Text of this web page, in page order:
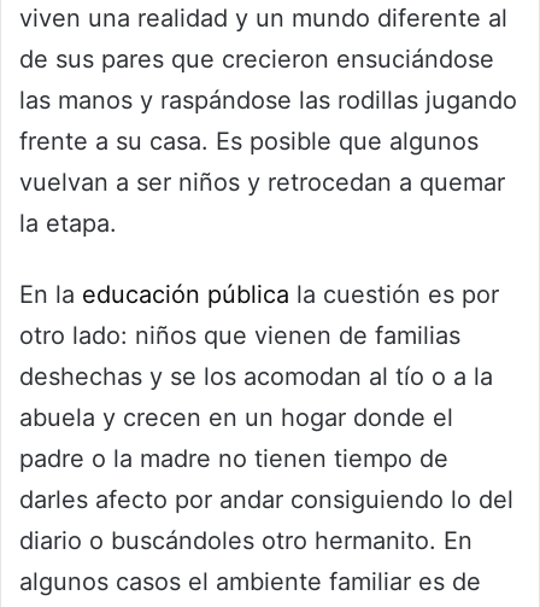
viven una realidad y un mundo diferente al
de sus pares que crecieron ensuciándose
las manos y raspándose las rodillas jugando
frente a su casa. Es posible que algunos
vuelvan a ser niños y retrocedan a quemar
la etapa.
En la educación pública la cuestión es por
otro lado: niños que vienen de familias
deshechas y se los acomodan al tío o a la
abuela y crecen en un hogar donde el
padre o la madre no tienen tiempo de
darles afecto por andar consiguiendo lo del
diario o buscándoles otro hermanito. En
algunos casos el ambiente familiar es de